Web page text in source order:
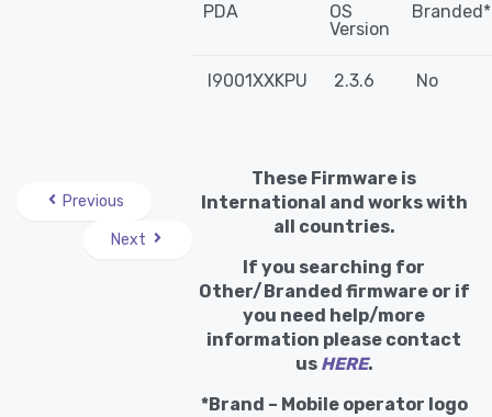
PDA
OS
Version
Branded*
I9001XXKPU 2.3.6 No
These Firmware is
International and works with
all countries.
If you searching for
Other/Branded firmware or if
you need help/more
information please contact
us HERE.
*Brand – Mobile operator logo
Previous
Next